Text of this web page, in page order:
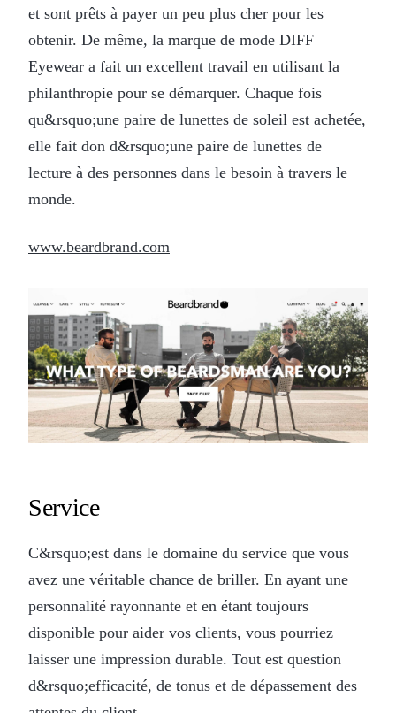
et sont prêts à payer un peu plus cher pour les
obtenir. De même, la marque de mode DIFF
Eyewear a fait un excellent travail en utilisant la
philanthropie pour se démarquer. Chaque fois
qu&rsquo;une paire de lunettes de soleil est achetée,
elle fait don d&rsquo;une paire de lunettes de
lecture à des personnes dans le besoin à travers le
monde.
www.beardbrand.com
Service
C&rsquo;est dans le domaine du service que vous
avez une véritable chance de briller. En ayant une
personnalité rayonnante et en étant toujours
disponible pour aider vos clients, vous pourriez
laisser une impression durable. Tout est question
d&rsquo;efficacité, de tonus et de dépassement des